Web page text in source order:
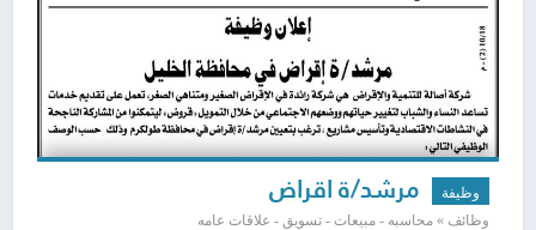
وظيفة مرشد/ة اقراض
وظائف » محاسبه - مبيعات - تسويق - علاقات عامه